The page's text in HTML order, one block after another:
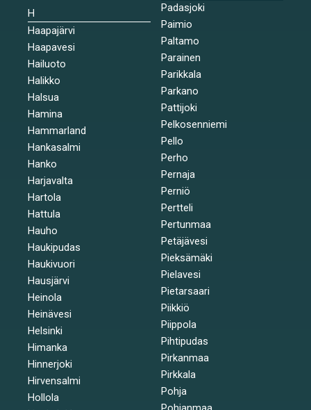
H
Haapajärvi
Haapavesi
Hailuoto
Halikko
Halsua
Hamina
Hammarland
Hankasalmi
Hanko
Harjavalta
Hartola
Hattula
Hauho
Haukipudas
Haukivuori
Hausjärvi
Heinola
Heinävesi
Helsinki
Himanka
Hinnerjoki
Hirvensalmi
Hollola
Padasjoki
Paimio
Paltamo
Parainen
Parikkala
Parkano
Pattijoki
Pelkosenniemi
Pello
Perho
Pernaja
Perniö
Pertteli
Pertunmaa
Petäjävesi
Pieksämäki
Pielavesi
Pietarsaari
Piikkiö
Piippola
Pihtipudas
Pirkanmaa
Pirkkala
Pohja